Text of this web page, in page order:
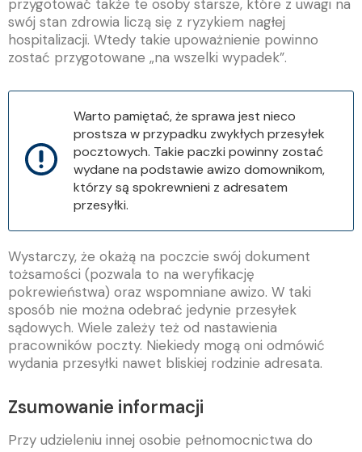
przygotować także te osoby starsze, które z uwagi na
swój stan zdrowia liczą się z ryzykiem nagłej
hospitalizacji. Wtedy takie upoważnienie powinno
zostać przygotowane „na wszelki wypadek”.
Warto pamiętać, że sprawa jest nieco
prostsza w przypadku zwykłych przesyłek
pocztowych. Takie paczki powinny zostać
wydane na podstawie awizo domownikom,
którzy są spokrewnieni z adresatem
przesyłki.
Wystarczy, że okażą na poczcie swój dokument
tożsamości (pozwala to na weryfikację
pokrewieństwa) oraz wspomniane awizo. W taki
sposób nie można odebrać jedynie przesyłek
sądowych. Wiele zależy też od nastawienia
pracowników poczty. Niekiedy mogą oni odmówić
wydania przesyłki nawet bliskiej rodzinie adresata.
Zsumowanie informacji
Przy udzieleniu innej osobie pełnomocnictwa do